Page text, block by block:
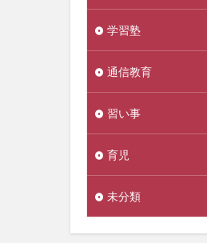
学習塾
通信教育
習い事
育児
未分類